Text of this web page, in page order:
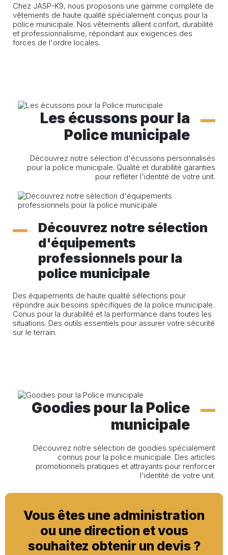
Chez JASP-K9, nous proposons une gamme complète de
vêtements de haute qualité spécialement conçus pour la
police municipale. Nos vêtements allient confort, durabilité
et professionnalisme, répondant aux exigences des
forces de l'ordre locales.
Les écussons pour la
Police municipale
Découvrez notre sélection d'écussons personnalisés
pour la police municipale. Qualité et durabilité garanties
pour refléter l'identité de votre unit.
Découvrez notre sélection
d'équipements
professionnels pour la
police municipale
Des équipements de haute qualité sélections pour
répondre aux besoins spécifiques de la police municipale.
Conus pour la durabilité et la performance dans toutes les
situations. Des outils essentiels pour assurer votre sécurité
sur le terrain.
Goodies pour la Police
municipale
Découvrez notre sélection de goodies spécialement
connus pour la police municipale. Des articles
promotionnels pratiques et attrayants pour renforcer
l'identité de votre unit.
Vous êtes une administration
ou une direction et vous
souhaitez obtenir un devis ?